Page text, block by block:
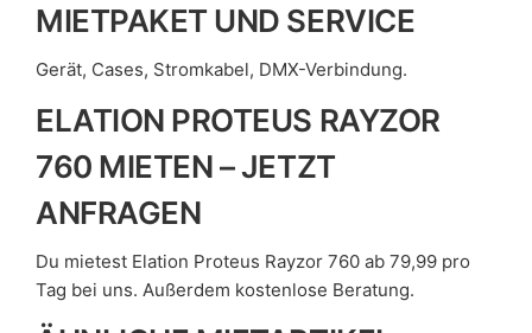
MIETPAKET UND SERVICE
Gerät, Cases, Stromkabel, DMX-Verbindung.
ELATION PROTEUS RAYZOR
760 MIETEN – JETZT
ANFRAGEN
Du mietest Elation Proteus Rayzor 760 ab 79,99 pro
Tag bei uns. Außerdem kostenlose Beratung.